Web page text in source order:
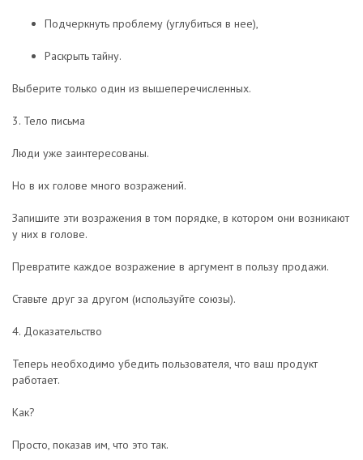
Подчеркнуть проблему (углубиться в нее),
Раскрыть тайну.
Выберите только один из вышеперечисленных.
3. Тело письма
Люди уже заинтересованы.
Но в их голове много возражений.
Запишите эти возражения в том порядке, в котором они возникают
у них в голове.
Превратите каждое возражение в аргумент в пользу продажи.
Ставьте друг за другом (используйте союзы).
4. Доказательство
Теперь необходимо убедить пользователя, что ваш продукт
работает.
Как?
Просто, показав им, что это так.